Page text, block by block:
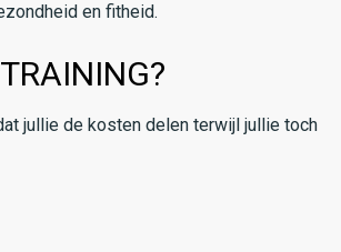
en fitheid.
jullie de kosten delen terwijl jullie toch